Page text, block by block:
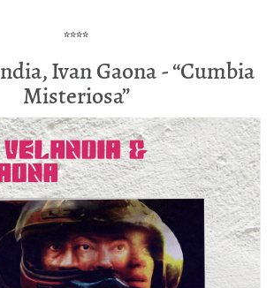
****
Ivan Gaona - “Cumbia
Misteriosa”